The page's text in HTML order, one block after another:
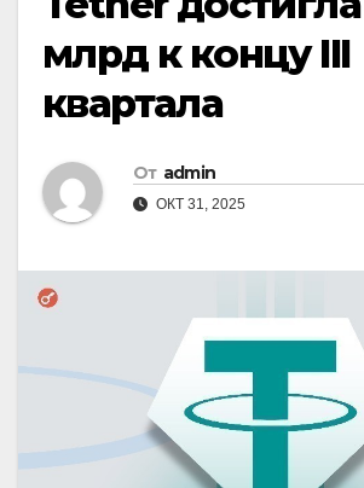
млрд к концу III
квартала
От admin
ОКТ 31, 2025